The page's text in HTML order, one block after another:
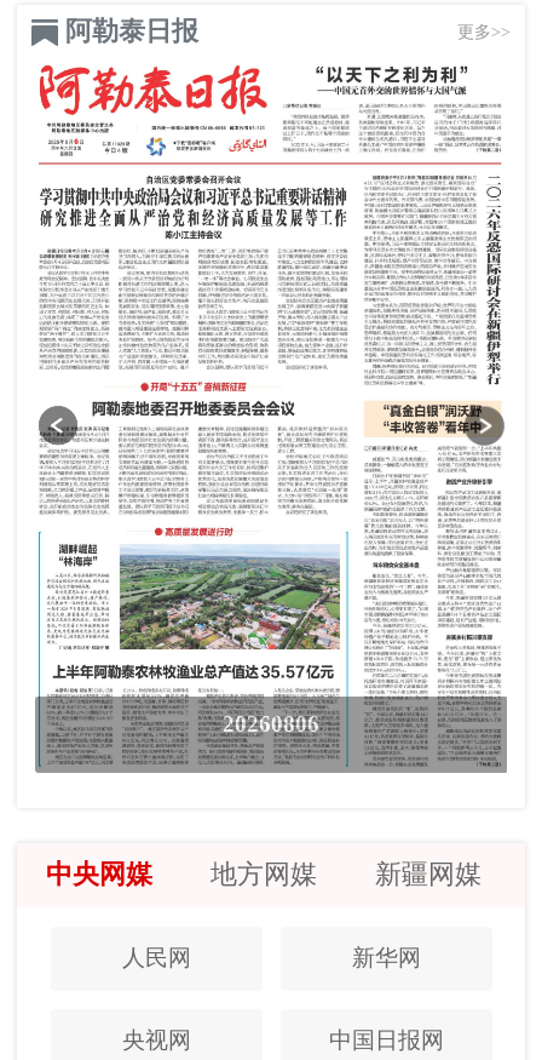
阿勒泰日报 更多>>
20260806
中央网媒 地方网媒 新疆网媒
人民网 新华网
央视网 中国日报网